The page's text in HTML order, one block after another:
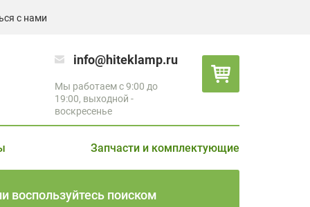
с нами
info@hiteklamp.ru
Мы работаем с 9:00 до
19:00, выходной -
воскресенье
Запчасти и комплектующие
воспользуйтесь поиском